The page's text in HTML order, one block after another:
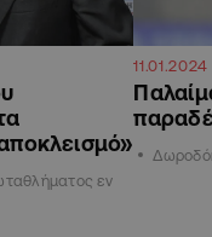
εν
11.01.2024